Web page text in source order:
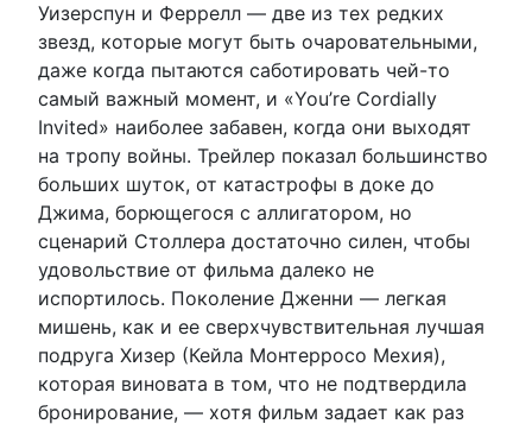
Уизерспун и Феррелл — две из тех редких
звезд, которые могут быть очаровательными,
даже когда пытаются саботировать чей-то
самый важный момент, и «You’re Cordially
Invited» наиболее забавен, когда они выходят
на тропу войны. Трейлер показал большинство
больших шуток, от катастрофы в доке до
Джима, борющегося с аллигатором, но
сценарий Столлера достаточно силен, чтобы
удовольствие от фильма далеко не
испортилось. Поколение Дженни — легкая
мишень, как и ее сверхчувствительная лучшая
подруга Хизер (Кейла Монтерросо Мехия),
которая виновата в том, что не подтвердила
бронирование, — хотя фильм задает как раз